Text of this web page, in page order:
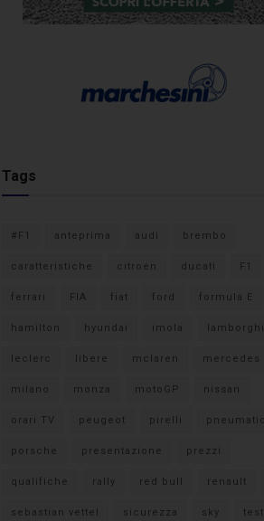
Tags
#F1 anteprima audi brembo
caratteristiche citroen ducati F1
ferrari FIA fiat ford formula E
hamilton hyundai imola
leclerc libere mclaren mercedes
milano monza motoGP nissan
orari TV peugeot pirelli
porsche presentazione prezzi
qualifiche rally red bull renault
sebastian vettel sicurezza sky test